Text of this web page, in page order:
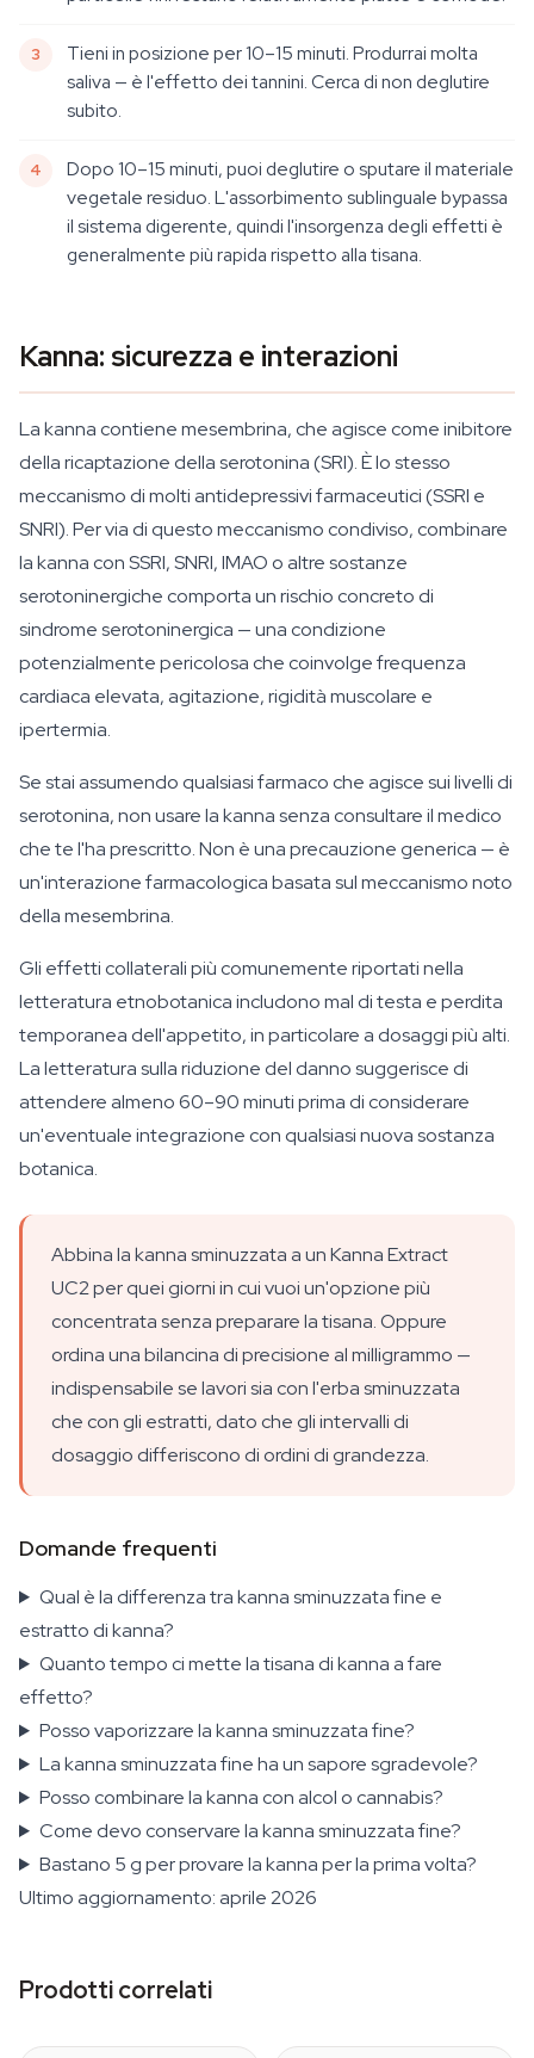
Tieni in posizione per 10–15 minuti. Produrrai molta
saliva — è l'effetto dei tannini. Cerca di non deglutire
subito.
Dopo 10–15 minuti, puoi deglutire o sputare il materiale
vegetale residuo. L'assorbimento sublinguale bypassa
il sistema digerente, quindi l'insorgenza degli effetti è
generalmente più rapida rispetto alla tisana.
Kanna: sicurezza e interazioni
La kanna contiene mesembrina, che agisce come inibitore
della ricaptazione della serotonina (SRI). È lo stesso
meccanismo di molti antidepressivi farmaceutici (SSRI e
SNRI). Per via di questo meccanismo condiviso, combinare
la kanna con SSRI, SNRI, IMAO o altre sostanze
serotoninergiche comporta un rischio concreto di
sindrome serotoninergica — una condizione
potenzialmente pericolosa che coinvolge frequenza
cardiaca elevata, agitazione, rigidità muscolare e
ipertermia.
Se stai assumendo qualsiasi farmaco che agisce sui livelli di
serotonina, non usare la kanna senza consultare il medico
che te l'ha prescritto. Non è una precauzione generica — è
un'interazione farmacologica basata sul meccanismo noto
della mesembrina.
Gli effetti collaterali più comunemente riportati nella
letteratura etnobotanica includono mal di testa e perdita
temporanea dell'appetito, in particolare a dosaggi più alti.
La letteratura sulla riduzione del danno suggerisce di
attendere almeno 60–90 minuti prima di considerare
un'eventuale integrazione con qualsiasi nuova sostanza
botanica.
Abbina la kanna sminuzzata a un Kanna Extract
UC2 per quei giorni in cui vuoi un'opzione più
concentrata senza preparare la tisana. Oppure
ordina una bilancina di precisione al milligrammo —
indispensabile se lavori sia con l'erba sminuzzata
che con gli estratti, dato che gli intervalli di
dosaggio differiscono di ordini di grandezza.
Domande frequenti
Qual è la differenza tra kanna sminuzzata fine e
estratto di kanna?
Quanto tempo ci mette la tisana di kanna a fare
effetto?
Posso vaporizzare la kanna sminuzzata fine?
La kanna sminuzzata fine ha un sapore sgradevole?
Posso combinare la kanna con alcol o cannabis?
Come devo conservare la kanna sminuzzata fine?
Bastano 5 g per provare la kanna per la prima volta?
Ultimo aggiornamento: aprile 2026
Prodotti correlati